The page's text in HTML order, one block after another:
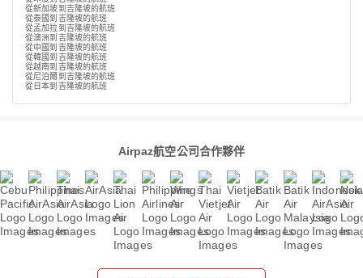
從新加坡到吉隆坡的航班
從泰國到吉隆坡的航班
從孟加拉到吉隆坡的航班
從澳洲到吉隆坡的航班
從中國到吉隆坡的航班
從韓國到吉隆坡的航班
從越南到吉隆坡的航班
從尼泊爾到吉隆坡的航班
從日本到吉隆坡的航班
Airpaz航空公司合作夥伴